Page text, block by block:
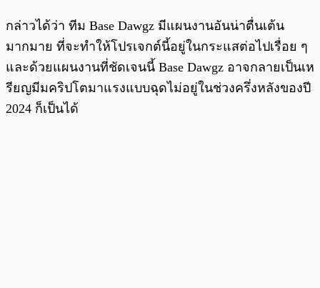
กล่าวได้ว่า ทีม Base Dawgz มีแผนงานอันน่าตื่นเต้น
มากมาย ที่จะทำให้โปรเจกต์นี้อยู่ในกระแสต่อไปเรื่อย ๆ
และด้วยแผนงานที่ชัดเจนนี้ Base Dawgz อาจกลายเป็นเห
รียญมีมคริปโตมาแรงแบบฉุดไม่อยู่ในช่วงครึ่งหลังของปี
2024 ก็เป็นได้